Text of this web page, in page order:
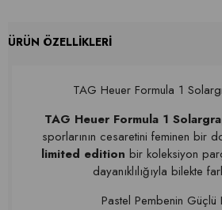
ÜRÜN ÖZELLIKLERI
TAG Heuer Formula 1
TAG Heuer Formula 1
sporlarının cesaretini feminen bir
limited edition bir koleksiyon
dayanıklılığıyla bilekte
Pastel Pembenin Güçlü